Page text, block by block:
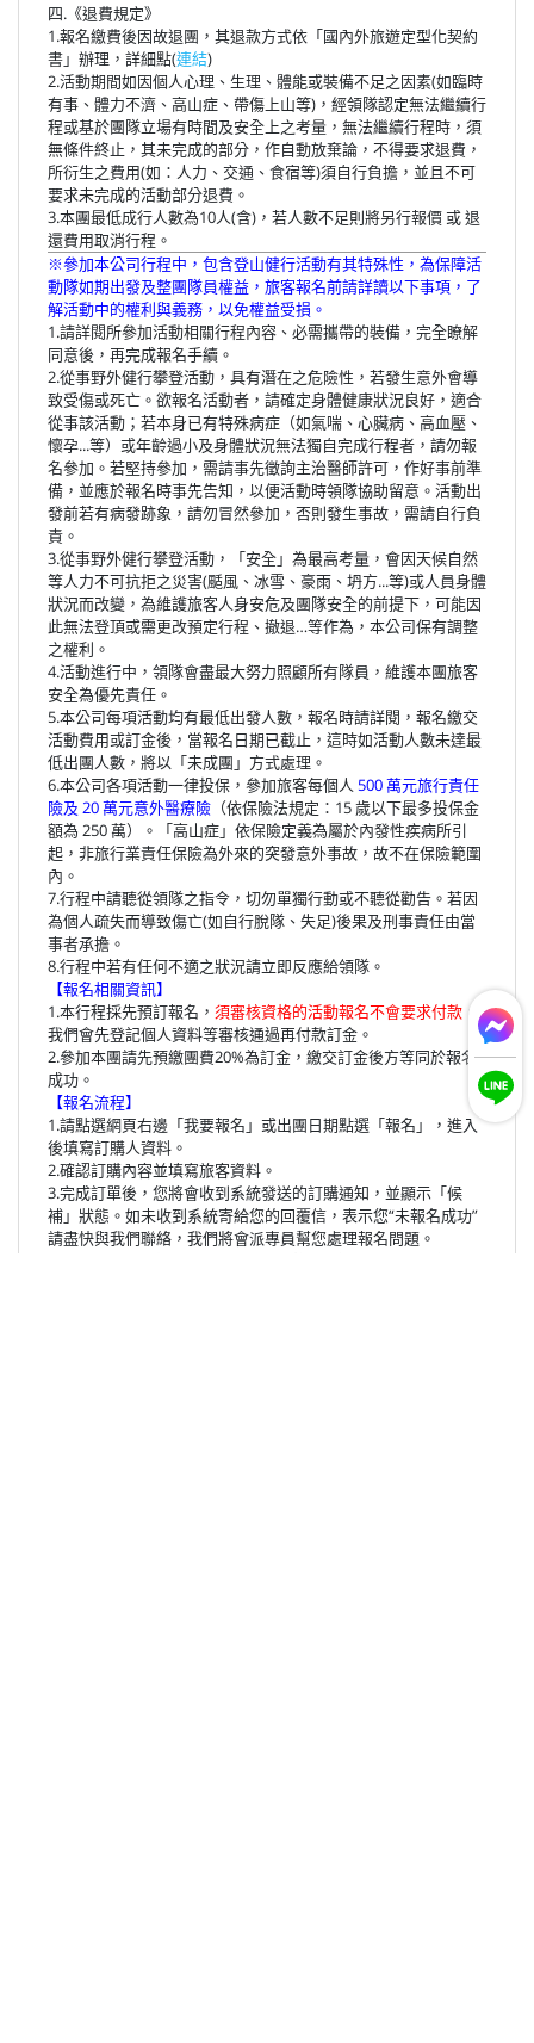
四.《退費規定》
1.報名繳費後因故退團，其退款方式依「國內外旅遊定型化契約
書」辦理，詳細點(連結)
2.活動期間如因個人心理、生理、體能或裝備不足之因素(如臨時
有事、體力不濟、高山症、帶傷上山等)，經領隊認定無法繼續行
程或基於團隊立場有時間及安全上之考量，無法繼續行程時，須
無條件終止，其未完成的部分，作自動放棄論，不得要求退費，
所衍生之費用(如：人力、交通、食宿等)須自行負擔，並且不可
要求未完成的活動部分退費。
3.本團最低成行人數為10人(含)，若人數不足則將另行報價 或 退
還費用取消行程。
※參加本公司行程中，包含登山健行活動有其特殊性，為保障活
動隊如期出發及整團隊員權益，旅客報名前請詳讀以下事項，了
解活動中的權利與義務，以免權益受損。
1.請詳閱所參加活動相關行程內容、必需攜帶的裝備，完全瞭解
同意後，再完成報名手續。
2.從事野外健行攀登活動，具有潛在之危險性，若發生意外會導
致受傷或死亡。欲報名活動者，請確定身體健康狀況良好，適合
從事該活動；若本身已有特殊病症（如氣喘、心臟病、高血壓、
懷孕...等）或年齡過小及身體狀況無法獨自完成行程者，請勿報
名參加。若堅持參加，需請事先徵詢主治醫師許可，作好事前準
備，並應於報名時事先告知，以便活動時領隊協助留意。活動出
發前若有病發跡象，請勿冒然參加，否則發生事故，需請自行負
責。
3.從事野外健行攀登活動，「安全」為最高考量，會因天候自然
等人力不可抗拒之災害(颳風、冰雪、豪雨、坍方...等)或人員身體
狀況而改變，為維護旅客人身安危及團隊安全的前提下，可能因
此無法登頂或需更改預定行程、撤退…等作為，本公司保有調整
之權利。
4.活動進行中，領隊會盡最大努力照顧所有隊員，維護本團旅客
安全為優先責任。
5.本公司每項活動均有最低出發人數，報名時請詳閱，報名繳交
活動費用或訂金後，當報名日期已截止，這時如活動人數未達最
低出團人數，將以「未成團」方式處理。
6.本公司各項活動一律投保，參加旅客每個人 500 萬元旅行責任
險及 20 萬元意外醫療險 （依保險法規定：15 歲以下最多投保金
額為 250 萬）。「高山症」依保險定義為屬於內發性疾病所引
起，非旅行業責任保險為外來的突發意外事故，故不在保險範圍
內。
7.行程中請聽從領隊之指令，切勿單獨行動或不聽從勸告。若因
為個人疏失而導致傷亡(如自行脫隊、失足)後果及刑事責任由當
事者承擔。
8.行程中若有任何不適之狀況請立即反應給領隊。
【報名相關資訊】
1.本行程採先預訂報名， 須審核資格的活動報名不會要求付款 ，
我們會先登記個人資料等審核通過再付款訂金。
2.參加本團請先預繳團費20%為訂金，繳交訂金後方等同於報名
成功。
【報名流程】
1.請點選網頁右邊「我要報名」或出團日期點選「報名」，進入
後填寫訂購人資料。
2.確認訂購內容並填寫旅客資料。
3.完成訂單後，您將會收到系統發送的訂購通知，並顯示「候
補」狀態。如未收到系統寄給您的回覆信，表示您“未報名成功”
請盡快與我們聯絡，我們將會派專員幫您處理報名問題。